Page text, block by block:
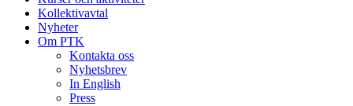
Kollektivavtal
Nyheter
Om PTK
Kontakta oss
Nyhetsbrev
In English
Press